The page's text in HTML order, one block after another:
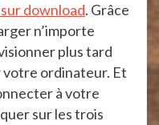
download. Grâce
n’importe
plus tard
votre ordinateur. Et
à votre
sur les trois